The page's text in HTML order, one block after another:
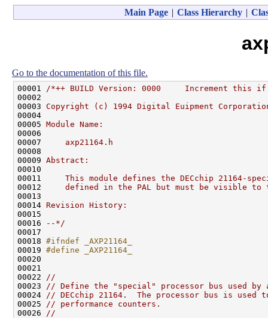
Main Page | Class Hierarchy |
Go to the documentation of this file.
00001
/*++ BUILD Version: 0000     Increment this
00002
00003 Copyright (c) 1994 Digital Euipment
00004
00005 Module Name:
00006
00007
    axp21164.h
00008
00009 Abstract:
00010
00011
This module defines the DECchip 21164-
00012
defined in the PAL but must be visible to
00013
00014 Revision History:
00015
00016
--*/
00017
00018 #ifndef _AXP21164_
00019 #define _AXP21164_
00020
00021
00022
//
00023
// Define the "special" processor bus used by
00024
// DECchip 21164.  The processor bus is used
00025
// performance counters.
00026
//